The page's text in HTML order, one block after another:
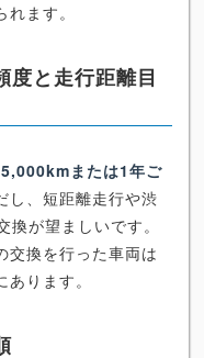
れます。
度と走行距離目
または1年ご
し、短距離走行や渋
が望ましいです。
交換を行った車両は
ります。